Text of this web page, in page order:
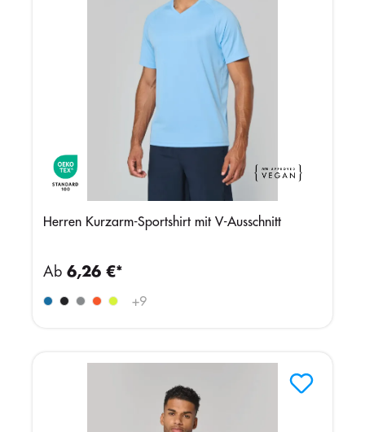
Herren Kurzarm-Sportshirt mit V-Ausschnitt
+9
Ab 6,26 €*